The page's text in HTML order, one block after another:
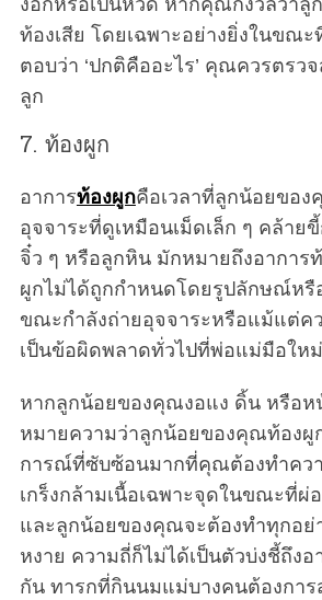
ท้องเสีย โดยเฉพาะอย่างยิ่งในขณ
ตอบว่า ‘ปกติคืออะไร’ คุณควรตรว
ลูก
7. ท้องผูก
อาการท้องผูกคือเวลาที่ลูกน้อยของ
อุจจาระที่ดูเหมือนเม็ดเล็ก ๆ คล้าย
จิ๋ว ๆ หรือลูกหิน มักหมายถึงอาการ
ผูกไม่ได้ถูกกำหนดโดยรูปลักษณ์หรื
ขณะกำลังถ่ายอุจจาระหรือแม้แต่ค
เป็นข้อผิดพลาดทั่วไปที่พ่อแม่มือให
หากลูกน้อยของคุณงอแง ดิ้น หรือห
หมายความว่าลูกน้อยของคุณท้องผู
การณ์ที่ซับซ้อนมากที่คุณต้องทำคว
เกร็งกล้ามเนื้อเฉพาะจุดในขณะที่ผ่
และลูกน้อยของคุณจะต้องทำทุกอ
หงาย ความถี่ก็ไม่ได้เป็นตัวบ่งชี้ถึงอ
กัน ทารกที่กินนมแม่บางคนต้องการ